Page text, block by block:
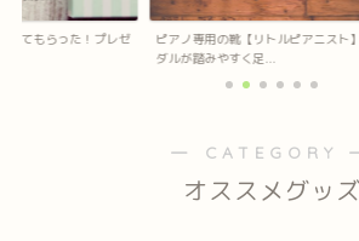
してもらった！プレゼ
ピアノ専用の靴【リトルピアニスト
ダルが踏みやすく足...
― CATEGORY
オススメグッズ